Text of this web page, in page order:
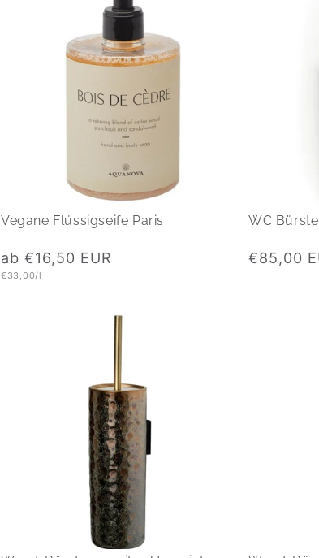
Vegane Flüssigseife Paris
Normaler
Preis
ab €16,50 EUR
Grundpreis
€33,00/l
WC
Normaler
€85,00